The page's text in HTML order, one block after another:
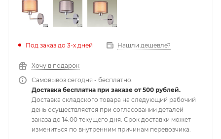
Под заказ до 3-х дней Нашли дешевле?
Хочу в подарок
Самовывоз сегодня - бесплатно.
Доставка бесплатна при заказе от 500 рублей.
Доставка складского товара на следующий рабочий
день осуществляется при согласовании деталей
заказа до 14.00 текущего дня. Срок доставки может
измениться по внутренним причинам перевозчика.